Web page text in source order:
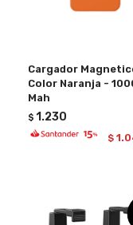
Cargador
Color Naranja -
Mah
$ 1.230
$